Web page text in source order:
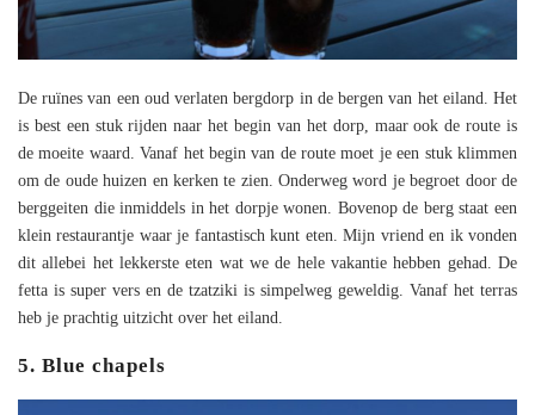
De ruïnes van een oud verlaten bergdorp in de bergen van het eiland. Het
is best een stuk rijden naar het begin van het dorp, maar ook de route is
de moeite waard. Vanaf het begin van de route moet je een stuk klimmen
om de oude huizen en kerken te zien. Onderweg word je begroet door de
berggeiten die inmiddels in het dorpje wonen. Bovenop de berg staat een
klein restaurantje waar je fantastisch kunt eten. Mijn vriend en ik vonden
dit allebei het lekkerste eten wat we de hele vakantie hebben gehad. De
fetta is super vers en de tzatziki is simpelweg geweldig. Vanaf het terras
heb je prachtig uitzicht over het eiland.
5. Blue chapels